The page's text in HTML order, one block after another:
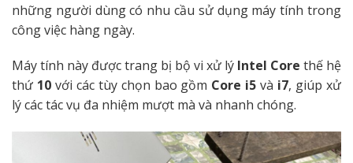
những người dùng có nhu cầu sử dụng máy tính trong
công việc hàng ngày.
Máy tính này được trang bị bộ vi xử lý Intel Core thế hệ
thứ 10với các tùy chọn bao gồm Core i5 và i7, giúp xử
lý các tác vụ đa nhiệm mượt mà và nhanh chóng.